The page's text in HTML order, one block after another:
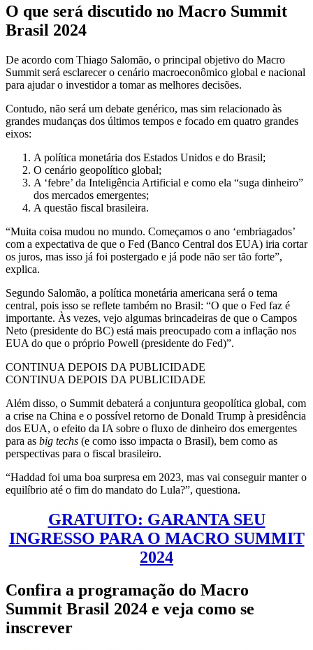
O que será discutido no Macro Summit
Brasil 2024
De acordo com Thiago Salomão, o principal objetivo do Macro
Summit será esclarecer o cenário macroeconômico global e nacional
para ajudar o investidor a tomar as melhores decisões.
Contudo, não será um debate genérico, mas sim relacionado às
grandes mudanças dos últimos tempos e focado em quatro grandes
eixos:
A política monetária dos Estados Unidos e do Brasil;
O cenário geopolítico global;
A ‘febre’ da Inteligência Artificial e como ela “suga dinheiro”
dos mercados emergentes;
A questão fiscal brasileira.
“Muita coisa mudou no mundo. Começamos o ano ‘embriagados’
com a expectativa de que o Fed (Banco Central dos EUA) iria cortar
os juros, mas isso já foi postergado e já pode não ser tão forte”,
explica.
Segundo Salomão, a política monetária americana será o tema
central, pois isso se reflete também no Brasil: “O que o Fed faz é
importante. Às vezes, vejo algumas brincadeiras de que o Campos
Neto (presidente do BC) está mais preocupado com a inflação nos
EUA do que o próprio Powell (presidente do Fed)”.
CONTINUA DEPOIS DA PUBLICIDADE
CONTINUA DEPOIS DA PUBLICIDADE
Além disso, o Summit debaterá a conjuntura geopolítica global, com
a crise na China e o possível retorno de Donald Trump à presidência
dos EUA, o efeito da IA sobre o fluxo de dinheiro dos emergentes
para as big techs (e como isso impacta o Brasil), bem como as
perspectivas para o fiscal brasileiro.
“Haddad foi uma boa surpresa em 2023, mas vai conseguir manter o
equilíbrio até o fim do mandato do Lula?”, questiona.
GRATUITO: GARANTA SEU
INGRESSO PARA O MACRO SUMMIT
2024
Confira a programação do Macro
Summit Brasil 2024 e veja como se
inscrever